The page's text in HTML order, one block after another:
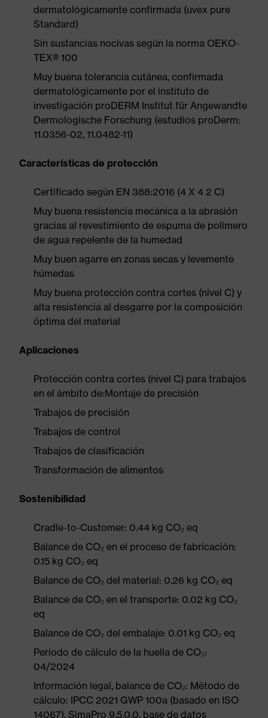
dermatológicamente confirmada (uvex pure
Standard)
Sin sustancias nocivas según la norma OEKO-
TEX® 100
Muy buena tolerancia cutánea, confirmada
dermatológicamente por el instituto de
investigación proDERM Institut für Angewandte
Dermologische Forschung (estudios proDerm:
11.0356-02, 11.0482-11)
Características de protección
Certificado según EN 388:2016 (4 X 4 2 C)
Muy buena resistencia mecánica a la abrasión
gracias al revestimiento de espuma de polímero
de agua repelente de la humedad
Muy buen agarre en zonas secas y levemente
húmedas
Muy buena protección contra cortes (nivel C) y
alta resistencia al desgarre por la composición
óptima del material
Aplicaciones
Protección contra cortes (nivel C) para trabajos
en el ámbito de:Montaje de precisión
Trabajos de precisión
Trabajos de control
Trabajos de clasificación
Transformación de alimentos
Sostenibilidad
Cradle-to-Customer: 0.44 kg CO₂ eq
Balance de CO₂ en el proceso de fabricación:
0.15 kg CO₂ eq
Balance de CO₂ del material: 0.26 kg CO₂ eq
Balance de CO₂ en el transporte: 0.02 kg CO₂
eq
Balance de CO₂ del embalaje: 0.01 kg CO₂ eq
Período de cálculo de la huella de CO₂:
04/2024
Información legal, balance de CO₂: Método de
cálculo: IPCC 2021 GWP 100a (basado en ISO
14067), SimaPro 9.5.0.0, base de datos